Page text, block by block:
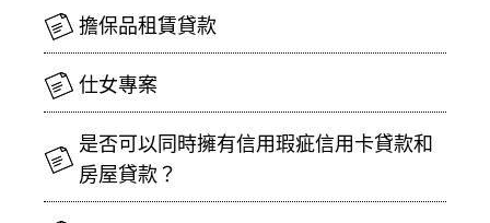
擔保品租賃貸款
仕女專案
是否可以同時擁有信用瑕疵信用卡貸款和
房屋貸款？